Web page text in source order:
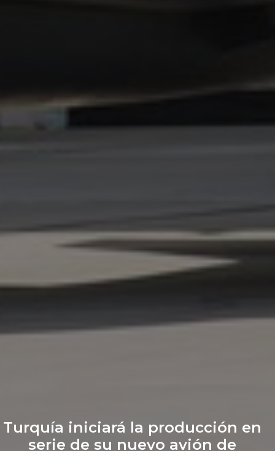
Turquía iniciará la producción en
serie de su nuevo avión de